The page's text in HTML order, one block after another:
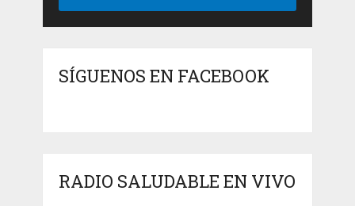
SÍGUENOS EN FACEBOOK
RADIO SALUDABLE EN VIVO